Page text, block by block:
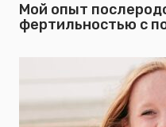
Мой опыт
фертильностью с